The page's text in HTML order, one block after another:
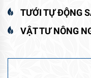
TƯỚI TỰ ĐỘNG
VẬT TƯ NÔNG